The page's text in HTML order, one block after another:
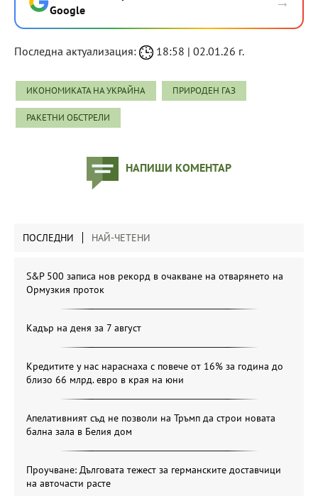
Google
Последна актуализация: 18:58 | 02.01.26 г.
ИКОНОМИКАТА НА УКРАЙНА ПРИРОДЕН ГАЗ
РАКЕТНИ ОБСТРЕЛИ
НАПИШИ КОМЕНТАР
ПОСЛЕДНИ НАЙ-ЧЕТЕНИ
S&P 500 записа нов рекорд в очакване на отварянето на
Ормузкия проток
Кадър на деня за 7 август
Кредитите у нас нараснаха с повече от 16% за година до
близо 66 млрд. евро в края на юни
Апелативният съд не позволи на Тръмп да строи новата
бална зала в Белия дом
Проучване: Дълговата тежест за германските доставчици
на авточасти расте